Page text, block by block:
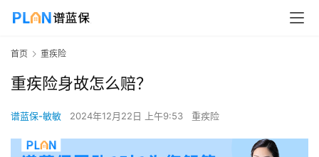
首页 重疾险
重疾险身故怎么赔？
谱蓝保-敏敏 2024年12月22日 上午9:53 重疾险